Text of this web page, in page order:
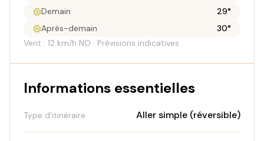
Demain
29°
Après-demain
30°
Vent : 12 km/h NO · Prévisions indicatives
Informations essentielles
Type d'itinéraire Aller simple (réversible)